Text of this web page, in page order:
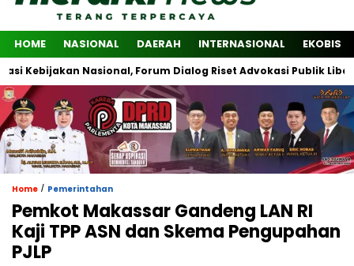
HOME NASIONAL DAERAH INTERNASIONAL EKOBIS
Nasional, Forum Dialog Riset Advokasi Publik Libatkan
Home / Pemerintahan
Pemkot Makassar Gandeng LAN RI
Kaji TPP ASN dan Skema Pengupahan
PJLP